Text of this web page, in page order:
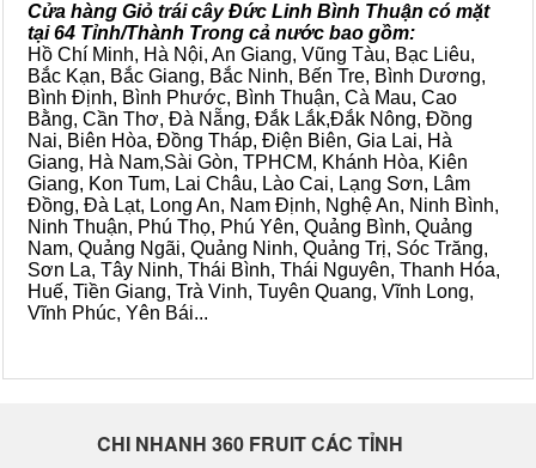
Cửa hàng Giỏ trái cây Đức Linh Bình Thuận có mặt
tại 64 Tỉnh/Thành Trong cả nước bao gồm:
Hồ Chí Minh, Hà Nội, An Giang, Vũng Tàu, Bạc Liêu,
Bắc Kạn, Bắc Giang, Bắc Ninh, Bến Tre, Bình Dương,
Bình Định, Bình Phước, Bình Thuận, Cà Mau, Cao
Bằng, Cần Thơ, Đà Nẵng, Đắk Lắk,Đắk Nông, Đồng
Nai, Biên Hòa, Đồng Tháp, Điện Biên, Gia Lai, Hà
Giang, Hà Nam,Sài Gòn, TPHCM, Khánh Hòa, Kiên
Giang, Kon Tum, Lai Châu, Lào Cai, Lạng Sơn, Lâm
Đồng, Đà Lạt, Long An, Nam Định, Nghệ An, Ninh Bình,
Ninh Thuận, Phú Thọ, Phú Yên, Quảng Bình, Quảng
Nam, Quảng Ngãi, Quảng Ninh, Quảng Trị, Sóc Trăng,
Sơn La, Tây Ninh, Thái Bình, Thái Nguyên, Thanh Hóa,
Huế, Tiền Giang, Trà Vinh, Tuyên Quang, Vĩnh Long,
Vĩnh Phúc, Yên Bái...
CHI NHANH 360 FRUIT CÁC TỈNH